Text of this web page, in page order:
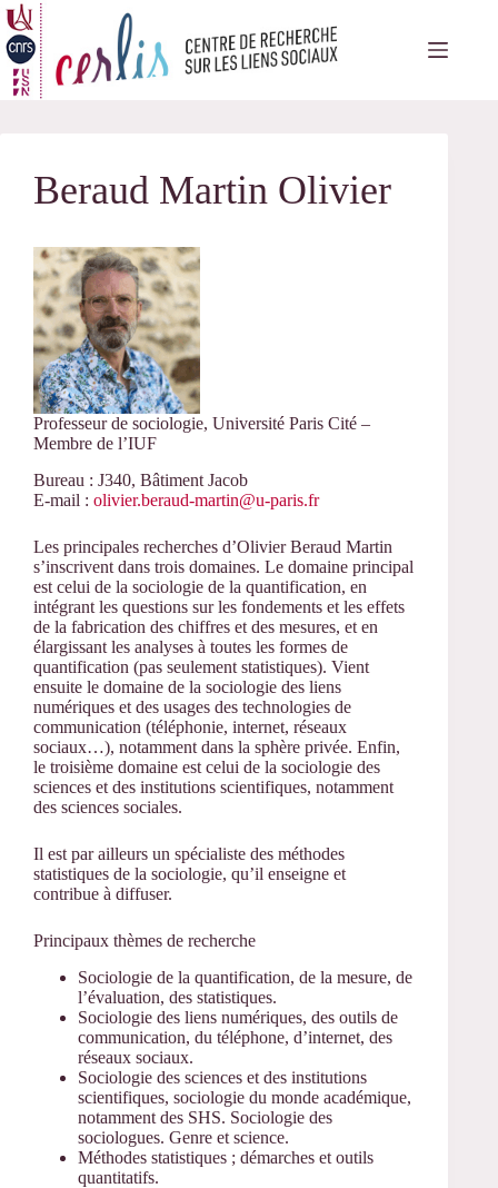
Passer
au
contenu
Beraud Martin Olivier
Professeur de sociologie, Université Paris Cité –
Membre de l’IUF
Bureau : J340, Bâtiment Jacob
E-mail : olivier.beraud-martin@u-paris.fr
Les principales recherches d’Olivier Beraud Martin
s’inscrivent dans trois domaines. Le domaine principal
est celui de la sociologie de la quantification, en
intégrant les questions sur les fondements et les effets
de la fabrication des chiffres et des mesures, et en
élargissant les analyses à toutes les formes de
quantification (pas seulement statistiques). Vient
ensuite le domaine de la sociologie des liens
numériques et des usages des technologies de
communication (téléphonie, internet, réseaux
sociaux…), notamment dans la sphère privée. Enfin,
le troisième domaine est celui de la sociologie des
sciences et des institutions scientifiques, notamment
des sciences sociales.
Il est par ailleurs un spécialiste des méthodes
statistiques de la sociologie, qu’il enseigne et
contribue à diffuser.
Principaux thèmes de recherche
Sociologie de la quantification, de la mesure, de
l’évaluation, des statistiques.
Sociologie des liens numériques, des outils de
communication, du téléphone, d’internet, des
réseaux sociaux.
Sociologie des sciences et des institutions
scientifiques, sociologie du monde académique,
notamment des SHS. Sociologie des
sociologues. Genre et science.
Méthodes statistiques ; démarches et outils
quantitatifs.